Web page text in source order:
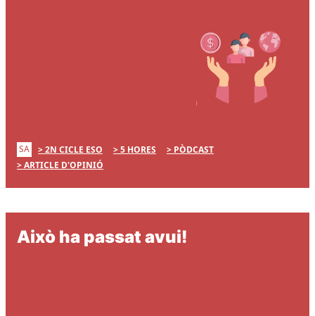
SA 2N CICLE ESO 5 HORES
PÒDCAST
ARTICLE D'OPINIÓ
Això ha passat avui!